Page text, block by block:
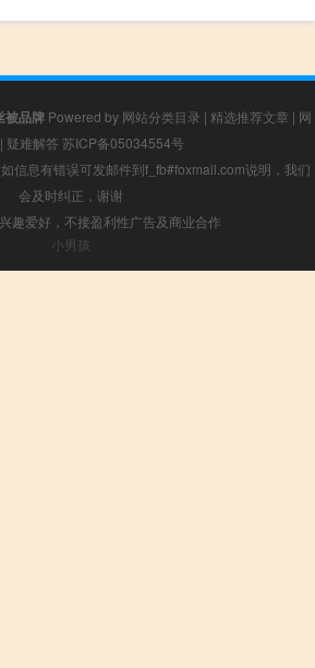
被品牌 Powered by 网站分类目录 | 精选推荐文章 | 网
| 疑难解答 苏ICP备05034554号
信息有错误可发邮件到f_fb#foxmail.com说明，我们
会及时纠正，谢谢
趣爱好，不接盈利性广告及商业合作
小男孩